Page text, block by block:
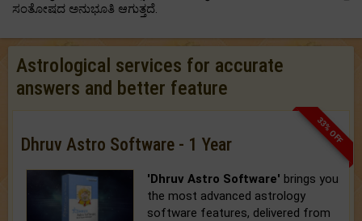
ಸಂತೋಷದ ಅನುಭೂತಿ ಆಗುತ್ತದೆ.
Astrological services for accurate
answers and better feature
33% OFF
Dhruv Astro Software - 1 Year
'Dhruv Astro Software' brings you
the most advanced astrology
software features, delivered from